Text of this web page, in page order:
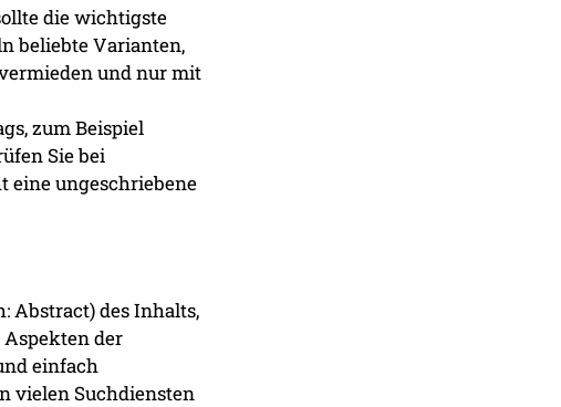
die wichtigste
beliebte Varianten,
und nur mit
zum Beispiel
Sie bei
eine ungeschriebene
Abstract) des Inhalts,
der
einfach
vielen Suchdiensten